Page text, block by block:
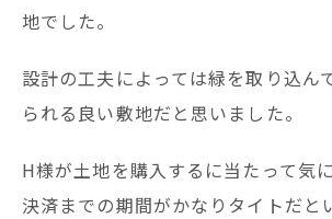
地でした。
設計の工夫によっては緑を取り込ん
られる良い敷地だと思いました。
H様が土地を購入するに当たって気
決済までの期間がかなりタイトだと